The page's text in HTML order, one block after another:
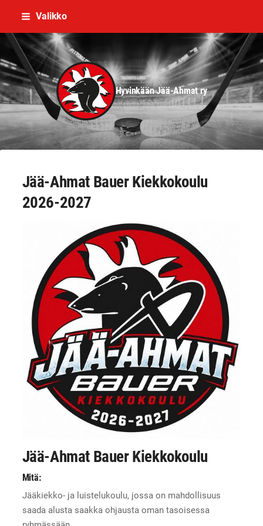
Siirry
sisältöön
Valikko
Hyvinkään Jää-Ahmat ry
Jää-Ahmat Bauer Kiekkokoulu
2026-2027
Jää-Ahmat Bauer Kiekkokoulu
Mitä:
Jääkiekko- ja luistelukoulu, jossa on mahdollisuus
saada alusta saakka ohjausta oman tasoisessa